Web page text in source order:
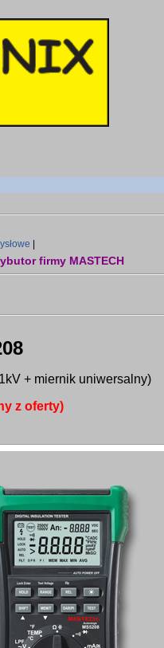
firmy MASTECH
+ miernik uniwersalny)
z oferty)